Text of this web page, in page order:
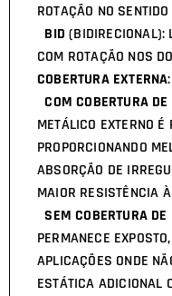
ROTAÇÃO NO
BID (BIDIRECIONAL):
COM ROTAÇÃO NOS
COBERTURA EXTERNA:
COM COBERTURA
METÁLICO EXTERNO
PROPORCIONANDO
ABSORÇÃO DE
MAIOR RESISTÊNCIA
SEM COBERTURA DE
PERMANECE
APLICAÇÕES ONDE
ESTÁTICA ADICIONAL